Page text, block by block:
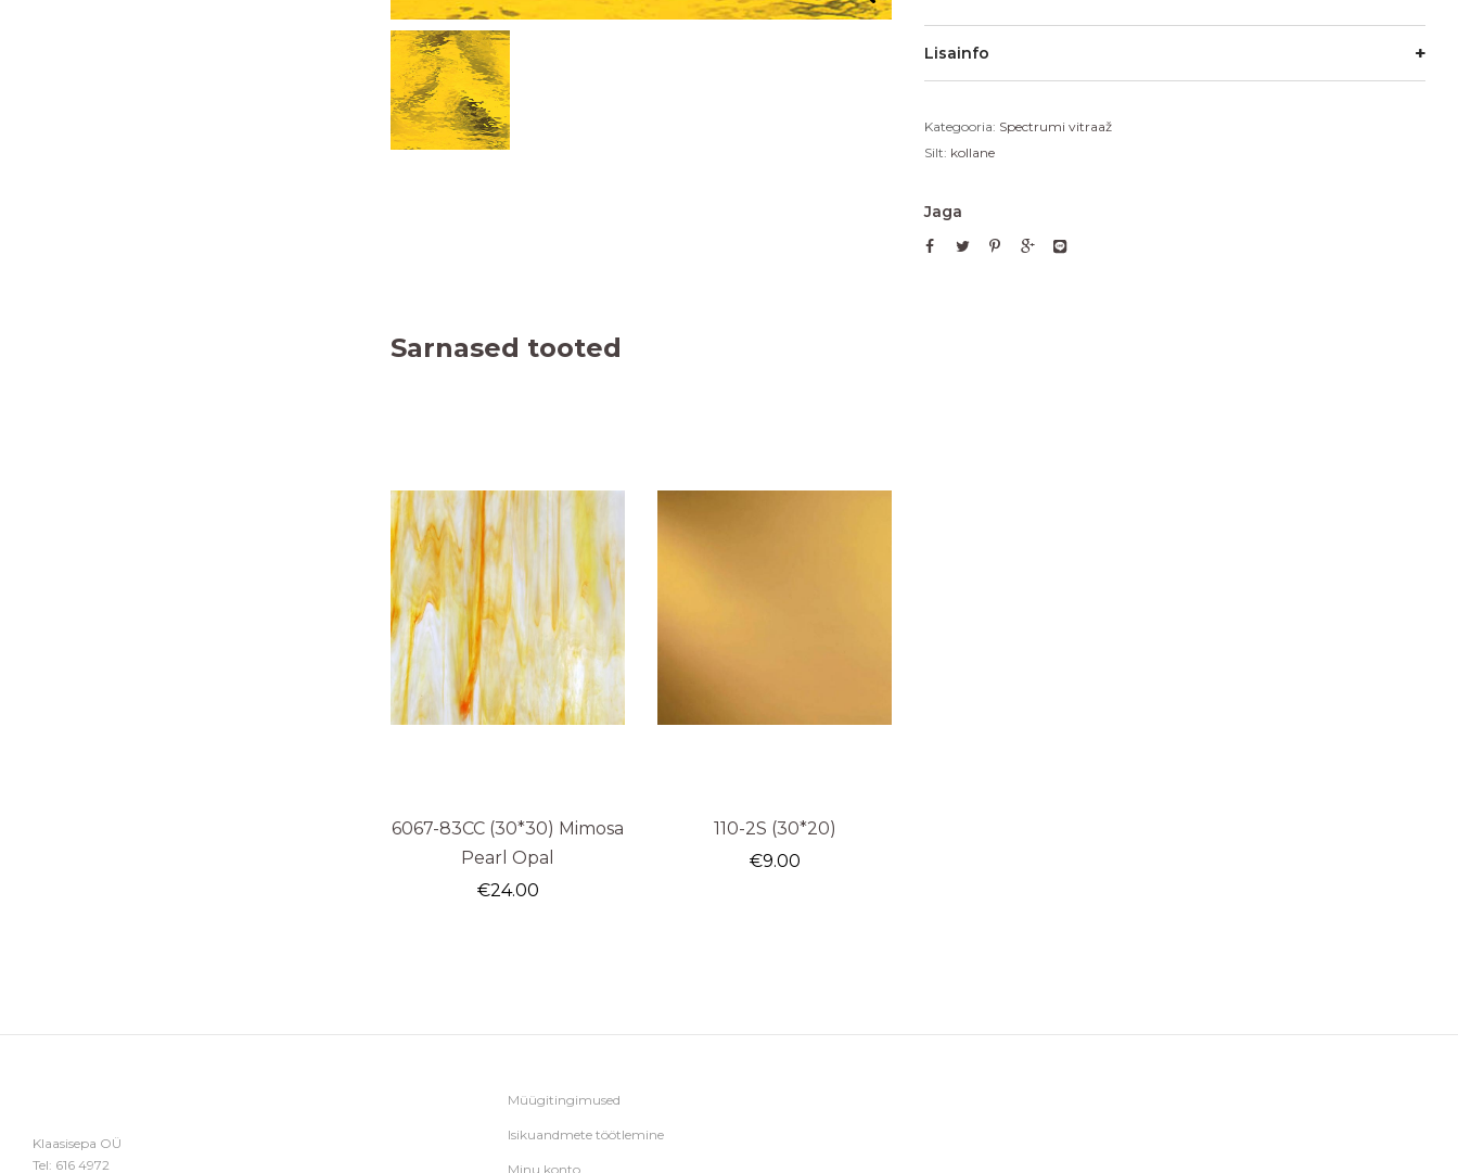
Lisainfo
Kategooria: Spectrumi vitraaž
Silt: kollane
Jaga
Sarnased tooted
6067-83CC (30*30) Mimosa
Pearl Opal
€24.00
110-2S (30*20)
€9.00
Klaasisepa OÜ
Tel: 616 4972
Müügitingimused
Isikuandmete töötlemine
Minu konto